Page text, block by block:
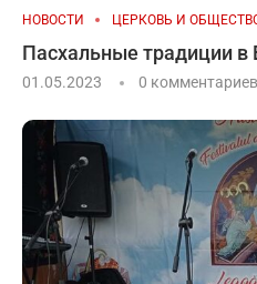
НОВОСТИ ЦЕРКОВЬ И
Пасхальные традиции
01.05.2023 0 комментариев